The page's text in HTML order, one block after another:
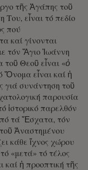
τῆς Ἀγάπης τοῦ
εἶναι τό πεδίο
πού
καί γίνονται
τόν Ἅγιο Ἰωάννη
Θεοῦ εἶναι «ὁ
Ὄνομα εἶναι καί ἡ
γιά συνάντηση τοῦ
παρουσία
ἱστορικό παρελθόν
τά Ἔσχατα, τόν
Ἀναστημένου
κάθε ἴχνος χώρου
«μετά» τό τέλος
καί ἡ προοπτική τῆς